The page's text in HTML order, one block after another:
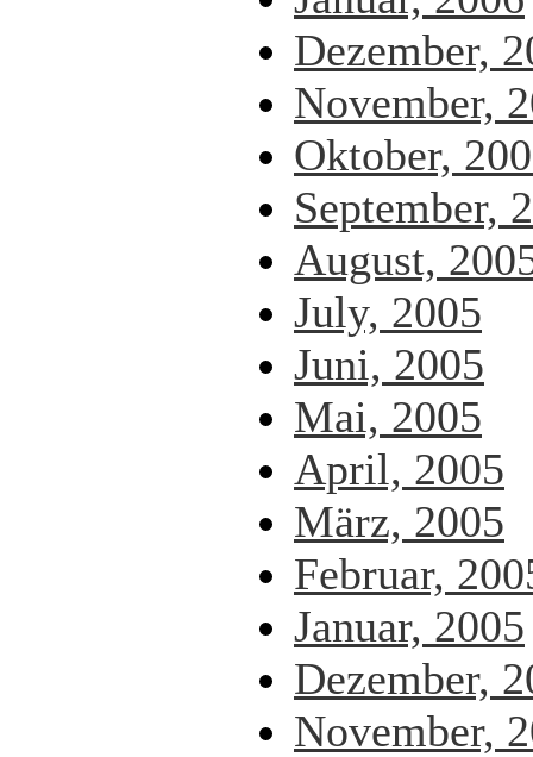
Dezember,
November,
Oktober,
September,
August,
July, 2005
Juni, 2005
Mai, 2005
April, 2005
März, 2005
Februar,
Januar, 2005
Dezember,
November,